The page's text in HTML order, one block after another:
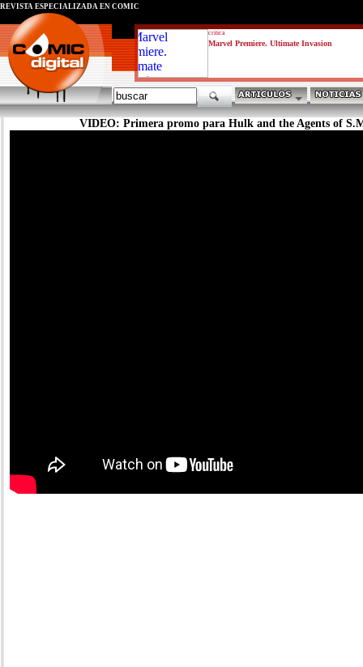
critica
Marvel Premiere. Ultimate Invasion
REVISTA ESPECIALIZADA EN CÓMIC
VIDEO: Primera promo para Hulk and the Agents of